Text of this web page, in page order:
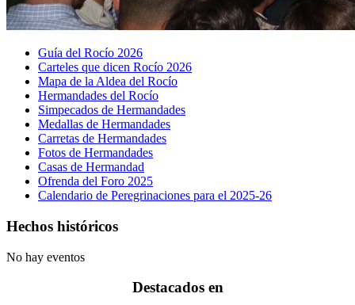
Guía del Rocío 2026
Carteles que dicen Rocío 2026
Mapa de la Aldea del Rocío
Hermandades del Rocío
Simpecados de Hermandades
Medallas de Hermandades
Carretas de Hermandades
Fotos de Hermandades
Casas de Hermandad
Ofrenda del Foro 2025
Calendario de Peregrinaciones para el 2025-26
Hechos históricos
No hay eventos
Destacados en